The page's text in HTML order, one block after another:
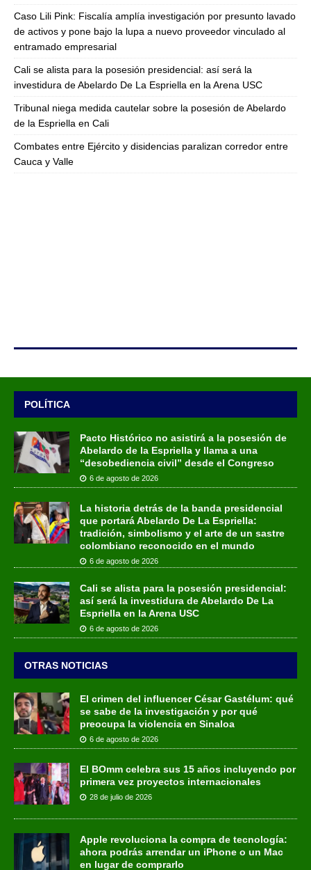
Caso Lili Pink: Fiscalía amplía investigación por presunto lavado
de activos y pone bajo la lupa a nuevo proveedor vinculado al
entramado empresarial
Cali se alista para la posesión presidencial: así será la
investidura de Abelardo De La Espriella en la Arena USC
Tribunal niega medida cautelar sobre la posesión de Abelardo
de la Espriella en Cali
Combates entre Ejército y disidencias paralizan corredor entre
Cauca y Valle
POLÍTICA
Pacto Histórico no asistirá a la posesión de
Abelardo de la Espriella y llama a una
“desobediencia civil” desde el Congreso
6 de agosto de 2026
La historia detrás de la banda presidencial
que portará Abelardo De La Espriella:
tradición, simbolismo y el arte de un sastre
colombiano reconocido en el mundo
6 de agosto de 2026
Cali se alista para la posesión presidencial:
así será la investidura de Abelardo De La
Espriella en la Arena USC
6 de agosto de 2026
OTRAS NOTICIAS
El crimen del influencer César Gastélum: qué
se sabe de la investigación y por qué
preocupa la violencia en Sinaloa
6 de agosto de 2026
El BOmm celebra sus 15 años incluyendo por
primera vez proyectos internacionales
28 de julio de 2026
Apple revoluciona la compra de tecnología:
ahora podrás arrendar un iPhone o un Mac
en lugar de comprarlo